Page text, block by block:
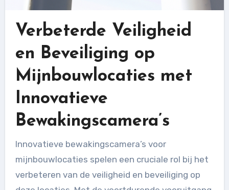
Verbeterde Veiligheid
en Beveiliging op
Mijnbouwlocaties met
Innovatieve
Bewakingscamera’s
Innovatieve bewakingscamera’s voor
mijnbouwlocaties spelen een cruciale rol bij het
verbeteren van de veiligheid en beveiliging op